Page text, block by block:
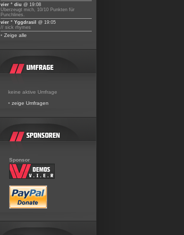
vier ° diu @ 19:08
Überzeugt mich, 10/10 Punkten für
Punchlines.
vier ° Yggdrasil
@ 19:05
// sick rhymes
• Zeige alle
keine aktive Umfrage
• zeige Umfragen
Sponsor